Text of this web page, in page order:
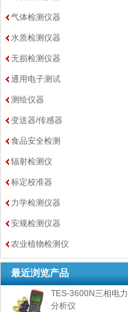
气体检测仪器
水质检测仪器
无损检测仪器
通用电子测试
测绘仪器
变送器/传感器
食品安全检测
辐射检测仪
标定校准器
力学检测仪器
安规检测仪器
农业植物检测仪
最近浏览产品
TES-3600N三相电力
分析仪